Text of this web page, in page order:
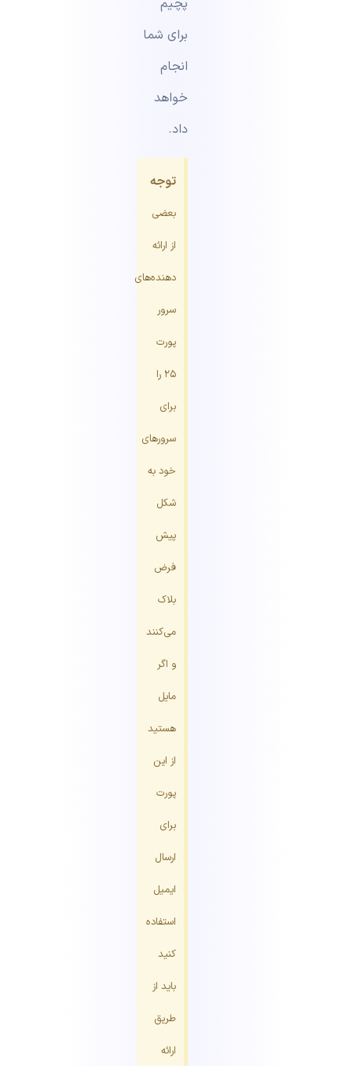
پچیم
برای شما
انجام
خواهد
داد.
توجه
بعضی
از ارائه
دهنده‌های
سرور
پورت
۲۵ را
برای
سرورهای
خود به
شکل
پیش
فرض
بلاک
می‌کنند
و اگر
مایل
هستید
از این
پورت
برای
ارسال
ایمیل
استفاده
کنید
باید از
طریق
ارائه